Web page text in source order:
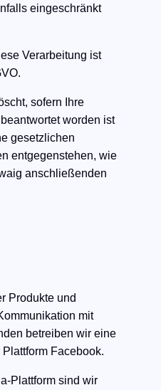
eingeschränkt
Verarbeitung ist
sofern Ihre
worden ist
gesetzlichen
entgegenstehen, wie
anschließenden
Produkte und
mit
betreiben wir eine
Facebook.
Plattform sind wir